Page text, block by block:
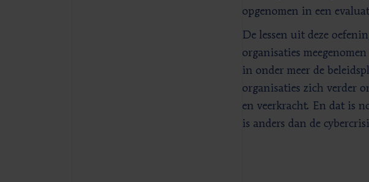
opgenomen in een
De lessen uit deze
organisaties
in onder meer de
organisaties zich verder
en veerkracht. En dat is
is anders dan de